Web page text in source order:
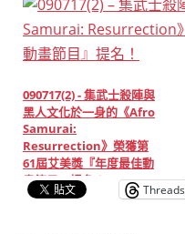
090717(2) - 集武士殺陣與
黑人文化於一身的《Afro
Samurai:
Resurrection》榮獲第
61屆艾美獎『年度最佳動
畫節目』提名！
Threads